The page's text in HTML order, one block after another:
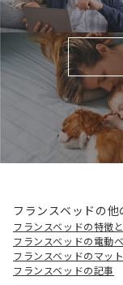
フランスベッドの他
フランスベッドの特徴
フランスベッドの電動
フランスベッドのマッ
フランスベッドの記事